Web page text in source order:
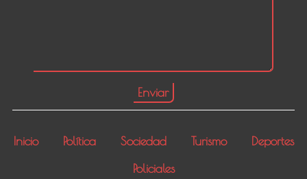
Inicio Política Sociedad Turismo
Deportes
Policiales